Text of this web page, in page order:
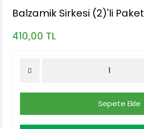
Balzamik Sirkesi (2)'li Paket
410,00 TL
Sepete Ekle